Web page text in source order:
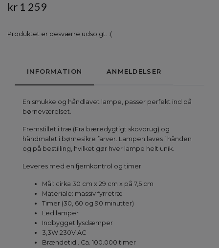
kr 1 259
Produktet er desværre udsolgt. :(
INFORMATION ANMELDELSER
En smukke og håndlavet lampe, passer perfekt ind på
børneværelset.
Fremstillet i træ (Fra bæredygtigt skovbrug) og
håndmalet i børnesikre farver. Lampen laves i hånden
og på bestilling, hvilket gør hver lampe helt unik.
Leveres med en fjernkontrol og timer.
Mål: cirka 30 cm x 29 cm x på 7,5 cm
Materiale: massiv fyrretræ
Timer (30, 60 og 90 minutter)
Led lamper
Indbygget lysdæmper
3,3W 230V AC
Brændetid:. Ca. 100.000 timer